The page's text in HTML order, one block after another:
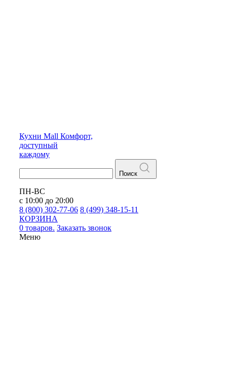
Кухни Mall Комфорт,
доступный
каждому
Поиск
ПН-ВС
с 10:00 до 20:00
8 (800) 302-77-06 8 (499) 348-15-11
КОРЗИНА
0 товаров. Заказать звонок
Меню